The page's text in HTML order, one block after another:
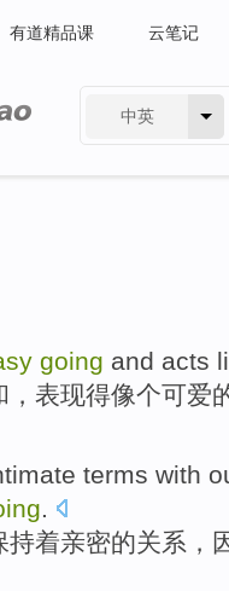
有道精品课 云笔记
中英
going and acts
表现得像个可爱
terms with
.
持着亲密的关系，